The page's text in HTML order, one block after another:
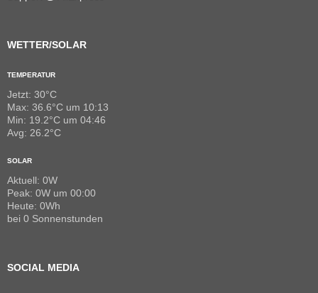
WETTER/SOLAR
TEMPERATUR
Jetzt: 30°C
Max: 36.6°C um 10:13
Min: 19.2°C um 04:46
Avg: 26.2°C
SOLAR
Aktuell: 0W
Peak: 0W um 00:00
Heute: 0Wh
bei 0 Sonnenstunden
SOCIAL MEDIA